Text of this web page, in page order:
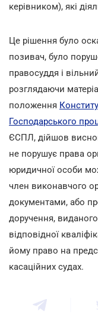
керівником), які
Це рішення було
позивач, було
правосуддя і
розглядаючи
положення
Господарського
ЄСПЛ, дійшов
не порушує права
юридичної особи
член виконавчого
документами, або
доручення,
відповідної
йому право на
касаційних судах.